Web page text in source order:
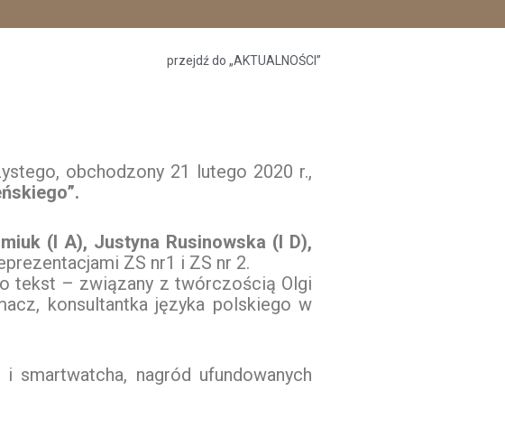
przejdź do „AKTUALNOŚCI”
obchodzony 21 lutego 2020 r.,
(I A), Justyna Rusinowska (I D),
ZS nr1 i ZS nr 2.
tekst – związany z twórczością Olgi
konsultantka języka polskiego w
smartwatcha, nagród ufundowanych